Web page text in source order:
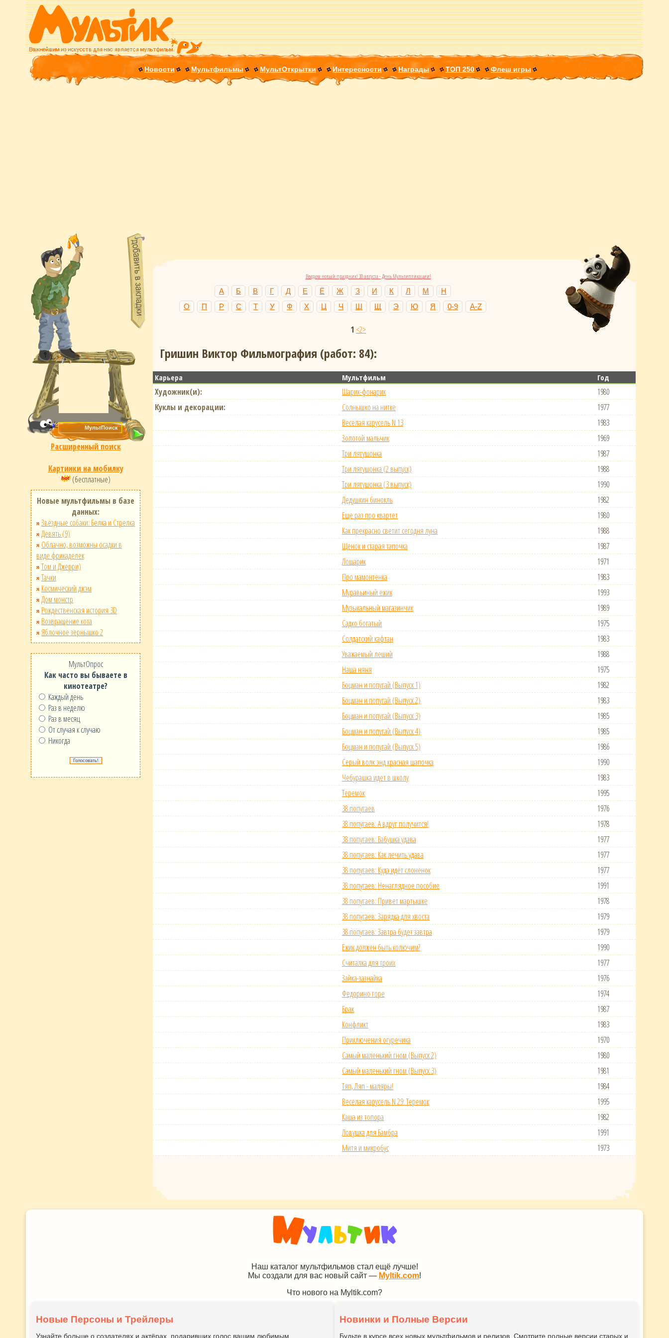
Новости Мультфильмы МультОткрытки Интересности Награды ТОП 250 Флеш игры
Расширенный поиск
Картинки на мобилку
(бесплатные)
Новые мультфильмы в базе
данных:
Звёздные собаки: Белка и Стрелка
Девять (9)
Облачно, возможны осадки в
виде фрикаделек
Том и Джерри)
Тачки
Космический джэм
Дом монстр
Рождественская история 3D
Возвращение кота
Яблочное зернышко 2
МультОпрос
Как часто вы бываете в
кинотеатре?
Каждый день
Раз в неделю
Раз в месяц
От случая к случаю
Никогда
Введем новый праздник! 30 августа - День Мультипликации!
А Б В Г Д Е Ё Ж З И К Л М
Н
О
П Р С Т У Ф Х Ц Ч Ш Щ Э Ю Я 0-9 A-Z
1 <2>
Гришин Виктор Фильмография (работ: 84):
Карьера Мультфильм Год
Художник(и): Шарик-фонарик
1980
Куклы и декорации:
Солнышко на нитке
1977
Веселая карусель N 13
1983
Золотой мальчик
1969
Три лягушонка
1987
Три лягушонка (2 выпуск)
1988
Три лягушонка (3 выпуск)
1990
Дедушкин бинокль
1982
Еще раз про квартет
1980
Как прекрасно светит сегодня луна
1988
Щенок и старая тапочка
1987
Лошарик
1971
Про мамонтенка
1983
Муравьиный ежик
1993
Музыкальный магазинчик
1989
Садко богатый
1975
Солдатский кафтан
1983
Уважаемый леший
1988
Наша няня
1975
Боцман и попугай (Выпуск 1)
1982
Боцман и попугай (Выпуск 2)
1983
Боцман и попугай (Выпуск 3)
1985
Боцман и попугай (Выпуск 4)
1985
Боцман и попугай (Выпуск 5)
1986
Серый волк энд красная шапочка
1990
Чебурашка идет в школу
1983
Теремок
1995
38 попугаев
1976
38 попугаев: А вдруг получится!
1978
38 попугаев: Бабушка удава
1977
38 попугаев: Как лечить удава
1977
38 попугаев: Куда идёт слонёнок
1977
38 попугаев: Ненаглядное пособие
1991
38 попугаев: Привет мартышке
1978
38 попугаев: Зарядка для хвоста
1979
38 попугаев: Завтра будет завтра
1979
Ёжик должен быть колючим?
1990
Считалка для троих
1977
Зайка-зазнайка
1976
Федорино горе
1974
Брак
1987
Конфликт
1983
Приключения огуречика
1970
Самый маленький гном (Выпуск 2)
1980
Самый маленький гном (Выпуск 3)
1981
Тяп, Ляп - маляры!
1984
Веселая карусель N 29: Теремок
1995
Каша из топора
1982
Ловушка для Бамбра
1991
Митя и микробус
1973
Наш каталог мультфильмов стал ещё лучше!
Мы создали для вас новый сайт — Myltik.com!
Что нового на Myltik.com?
Новые Персоны и Трейлеры
Узнайте больше о создателях и актёрах, подаривших голос вашим любимым
Новинки и Полные Версии
Будьте в курсе всех новых мультфильмов и релизов. Смотрите полные версии старых и